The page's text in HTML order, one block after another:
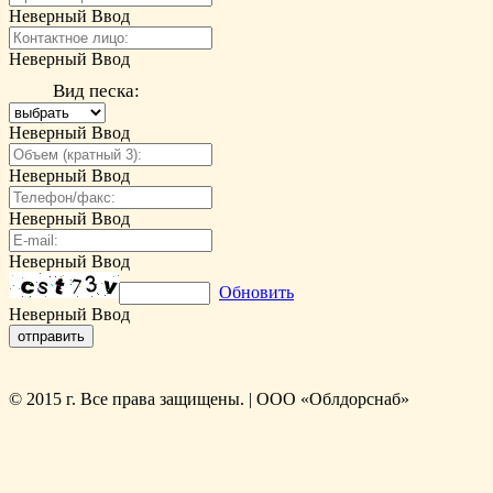
Неверный Ввод
Неверный Ввод
Вид песка:
Неверный Ввод
Неверный Ввод
Неверный Ввод
Неверный Ввод
Обновить
Неверный Ввод
© 2015 г. Все права защищены. | ООО «Облдорснаб»